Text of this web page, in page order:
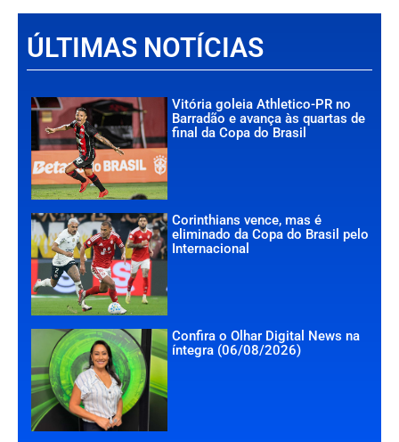
ÚLTIMAS NOTÍCIAS
Vitória goleia Athletico-PR no
Barradão e avança às quartas de
final da Copa do Brasil
Corinthians vence, mas é
eliminado da Copa do Brasil pelo
Internacional
Confira o Olhar Digital News na
íntegra (06/08/2026)